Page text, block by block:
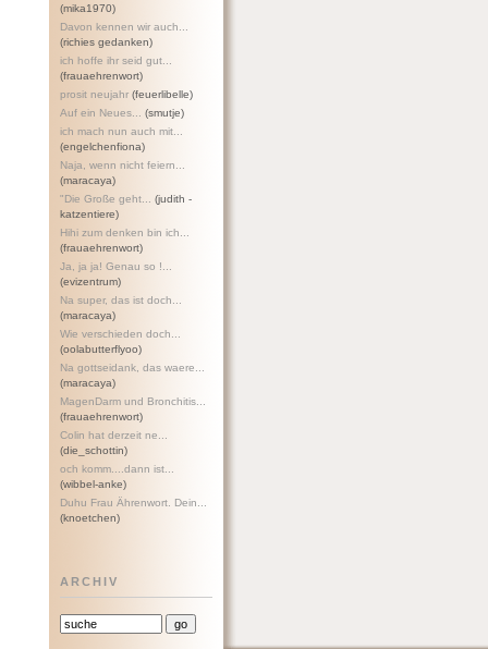
(mika1970)
Davon kennen wir auch...
(richies gedanken)
ich hoffe ihr seid gut...
(frauaehrenwort)
prosit neujahr (feuerlibelle)
Auf ein Neues...
(smutje)
ich mach nun auch mit...
(engelchenfiona)
Naja, wenn nicht feiern...
(maracaya)
"Die Große geht...
(judith -
katzentiere)
Hihi zum denken bin ich...
(frauaehrenwort)
Ja, ja ja! Genau so !...
(evizentrum)
Na super, das ist doch...
(maracaya)
Wie verschieden doch...
(oolabutterflyoo)
Na gottseidank, das waere...
(maracaya)
MagenDarm und Bronchitis...
(frauaehrenwort)
Colin hat derzeit ne...
(die_schottin)
och komm....dann ist...
(wibbel-anke)
Duhu Frau Ährenwort. Dein...
(knoetchen)
ARCHIV